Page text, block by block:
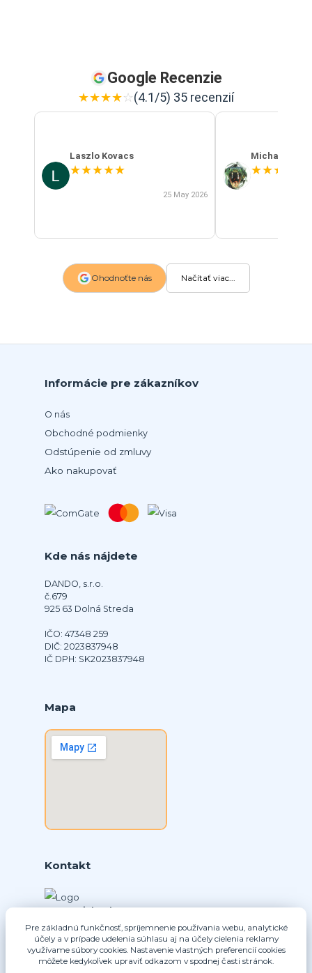
Google Recenzie
★★★★☆(4.1/5) 35 recenzií
Laszlo Kovacs
★★★★★
25 May 2026
Michal Szabo
★★★
Ohodnoťte nás Načítať viac...
Informácie pre zákazníkov
O nás
Obchodné podmienky
Odstúpenie od zmluvy
Ako nakupovať
Kde nás nájdete
DANDO, s.r.o.
č.679
925 63 Dolná Streda
IČO: 47348 259
DIČ: 2023837948
IČ DPH: SK2023837948
Mapa
Kontakt
+421 902331936
(Po-Pia, 8-16 hod.)
info@nice-pohony.sk
Pre základnú funkčnosť, spríjemnenie používania webu, analytické
účely a v prípade udelenia súhlasu aj na účely cielenia reklamy
využívame súbory cookies. Nastavenie vlastných preferencií cookies
môžete kedykoľvek upraviť odkazom v spodnej časti stránok.